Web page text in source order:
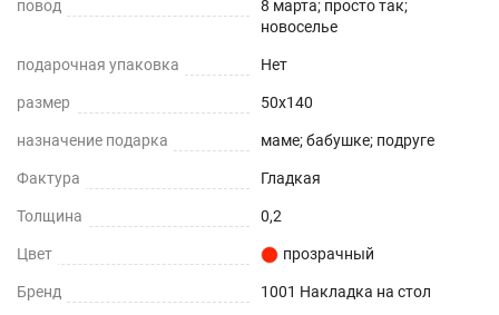
повод
8 марта; просто так;
новоселье
подарочная упаковка Нет
размер 50x140
назначение подарка маме; бабушке; подруге
Фактура Гладкая
Толщина 0,2
Цвет прозрачный
Бренд 1001 Накладка на стол